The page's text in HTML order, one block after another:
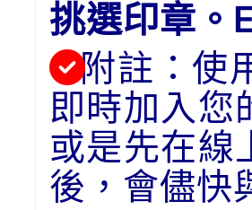
挑選印章。
附註：使
即時加入您
或是先在線
後，會儘快